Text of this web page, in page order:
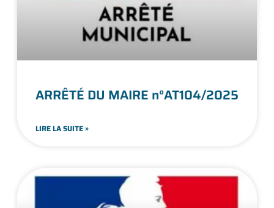
ARRÊTÉ DU MAIRE n°AT104/2025
LIRE LA SUITE »